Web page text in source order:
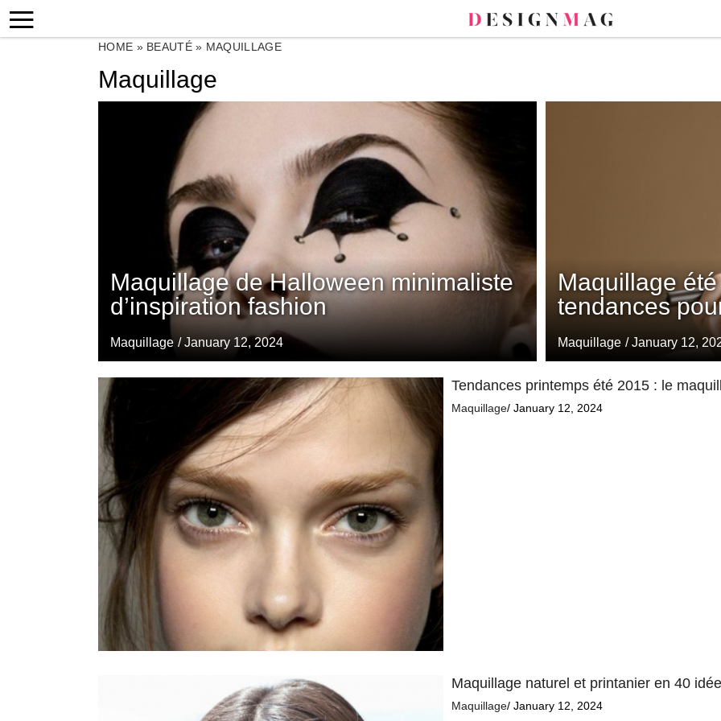
HOME » BEAUTÉ» MAQUILLAGE
Maquillage
Maquillage
tendances
Maquillage / January 12,
Maquillage de Halloween minimaliste
d’inspiration fashion
Maquillage / January 12, 2024
Tendances printemps été 2015 : le
Maquillage/ January 12, 2024
Maquillage naturel et printanier en 40
Maquillage/ January 12, 2024